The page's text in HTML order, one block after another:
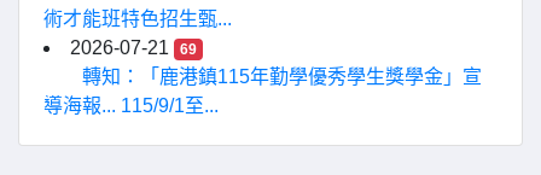
術才能班特色招生甄...
2026-07-21
69
轉知：「鹿港鎮115年勤學優秀學生獎學金」宣
導海報... 115/9/1至...